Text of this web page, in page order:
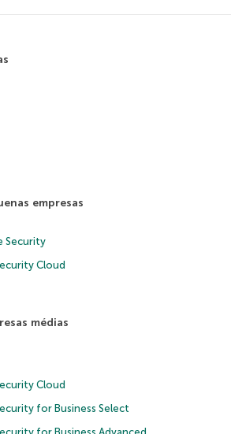
empresas
Security
Cloud
médias
Cloud
for Business Select